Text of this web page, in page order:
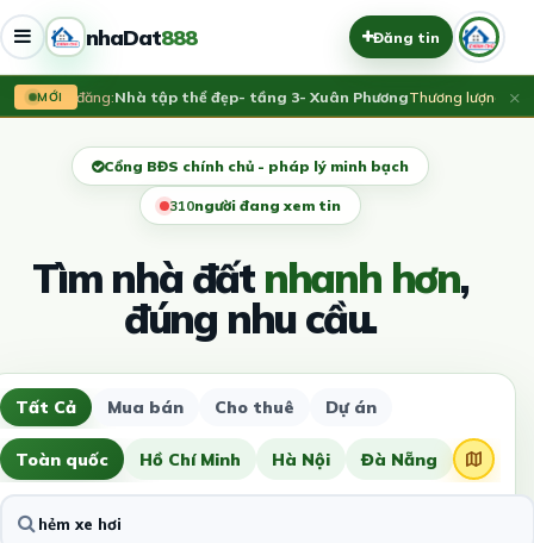
nhaDat888 Đăng tin
MỚI
Vừa đăng:Nhà tập thể đẹp- tầng 3- Xuân PhươngThương lượng ×
Cổng BĐS chính chủ - pháp lý minh bạch
307người đang xem tin
Tìm nhà đấtnhanh hơn,
đúng nhu cầu.
Tất Cả Mua bán Cho thuê Dự án
Toàn quốc Hồ Chí Minh Hà Nội Đà Nẵng